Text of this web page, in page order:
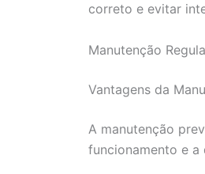
correto e evitar
Manutenção
Vantagens da
A manutenção
funcionamento e a